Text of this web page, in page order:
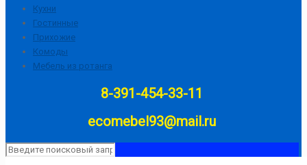
Кухни
Гостинные
Прихожие
Комоды
Мебель из ротанга
8-391-454-33-11
ecomebel93@mail.ru